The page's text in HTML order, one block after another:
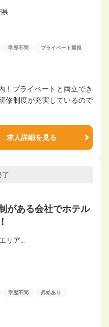
…
学歴不問 プライベート重視
！プライベートと両立でき
修制度が充実しているので
求人詳細を見る
了
がある会社でホテル
リア…
学歴不問 昇給あり